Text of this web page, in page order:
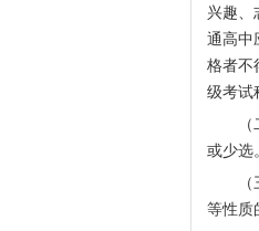
兴趣、
通高中
格者不
级考试
（二
或少选。
（三
等性质